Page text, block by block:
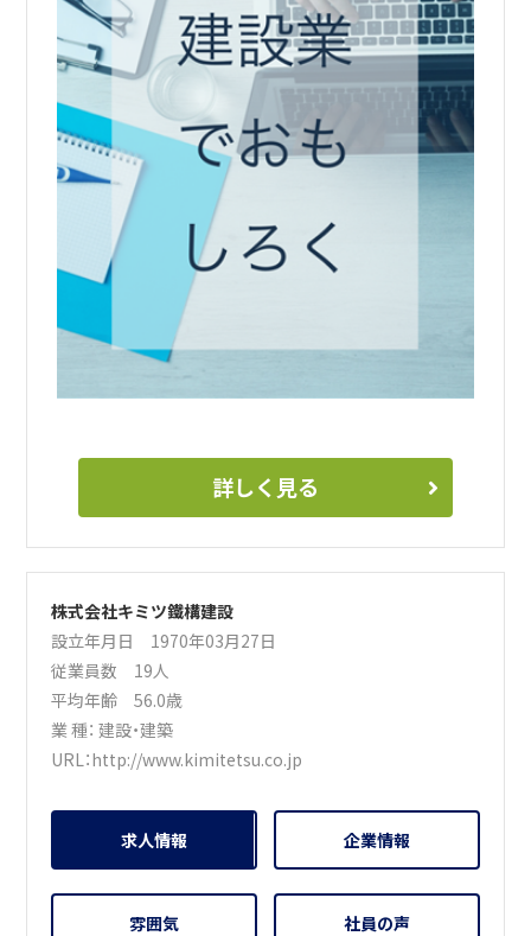
詳しく見る
株式会社キミツ鐵構建設
設立年月日 1970年03月27日
従業員数 19人
平均年齢 56.0歳
業 種：建設・建築
URL：http://www.kimitetsu.co.jp
求人情報 企業情報
雰囲気 社員の声